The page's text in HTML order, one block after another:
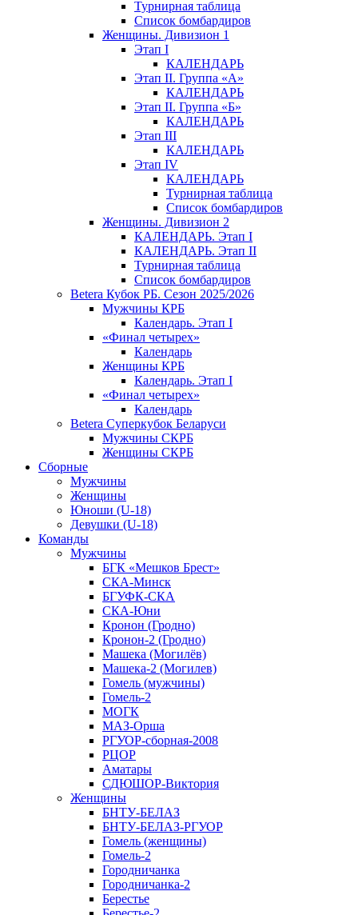
Турнирная таблица
Список бомбардиров
Женщины. Дивизион 1
Этап I
КАЛЕНДАРЬ
Этап II. Группа «А»
КАЛЕНДАРЬ
Этап II. Группа «Б»
КАЛЕНДАРЬ
Этап III
КАЛЕНДАРЬ
Этап IV
КАЛЕНДАРЬ
Турнирная таблица
Список бомбардиров
Женщины. Дивизион 2
КАЛЕНДАРЬ. Этап I
КАЛЕНДАРЬ. Этап II
Турнирная таблица
Список бомбардиров
Betera Кубок РБ. Сезон 2025/2026
Мужчины КРБ
Календарь. Этап I
«Финал четырех»
Календарь
Женщины КРБ
Календарь. Этап I
«Финал четырех»
Календарь
Betera Суперкубок Беларуси
Мужчины СКРБ
Женщины СКРБ
Сборные
Мужчины
Женщины
Юноши (U-18)
Девушки (U-18)
Команды
Мужчины
БГК «Мешков Брест»
СКА-Минск
БГУФК-СКА
СКА-Юни
Кронон (Гродно)
Кронон-2 (Гродно)
Машека (Могилёв)
Машека-2 (Могилев)
Гомель (мужчины)
Гомель-2
МОГК
МАЗ-Орша
РГУОР-сборная-2008
РЦОР
Аматары
СДЮШОР-Виктория
Женщины
БНТУ-БЕЛАЗ
БНТУ-БЕЛАЗ-РГУОР
Гомель (женщины)
Гомель-2
Городничанка
Городничанка-2
Берестье